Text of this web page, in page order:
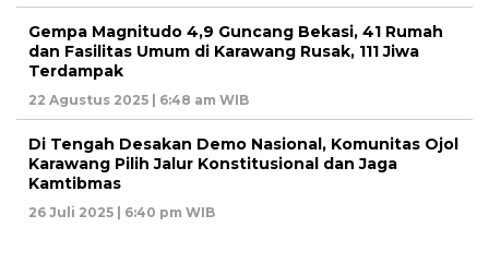
Gempa Magnitudo 4,9 Guncang Bekasi, 41 Rumah
dan Fasilitas Umum di Karawang Rusak, 111 Jiwa
Terdampak
22 Agustus 2025 | 6:48 am WIB
Di Tengah Desakan Demo Nasional, Komunitas Ojol
Karawang Pilih Jalur Konstitusional dan Jaga
Kamtibmas
26 Juli 2025 | 6:40 pm WIB